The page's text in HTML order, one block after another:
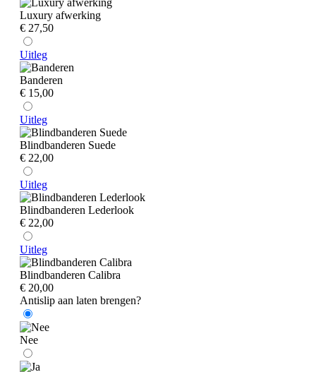
Luxury afwerking
€ 27,50
Uitleg
Banderen
€ 15,00
Uitleg
Blindbanderen Suede
€ 22,00
Uitleg
Blindbanderen Lederlook
€ 22,00
Uitleg
Blindbanderen Calibra
€ 20,00
Antislip aan laten brengen?
Nee